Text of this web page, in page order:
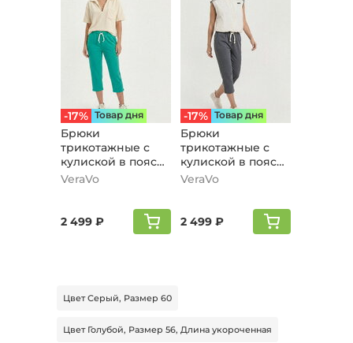
-17% Товар дня
Брюки
трикотажные с
кулиской в поясе,
бирюзовый
VeraVo
2 499 ₽
-17% Товар дня
Брюки
трикотажные с
кулиской в поясе,
серый
VeraVo
2 499 ₽
Цвет Серый, Размер 60
Цвет Голубой, Размер 56, Длина укороченная